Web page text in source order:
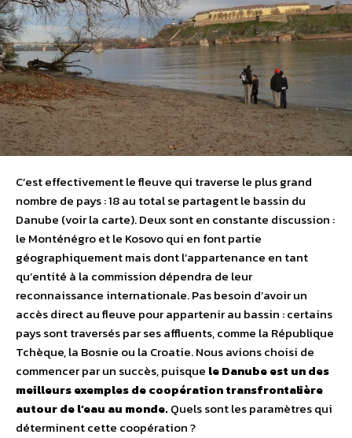
C’est effectivement le fleuve qui traverse le plus grand
nombre de pays : 18 au total se partagent le bassin du
Danube (voir la carte). Deux sont en constante discussion :
le Monténégro et le Kosovo qui en font partie
géographiquement mais dont l’appartenance en tant
qu’entité à la commission dépendra de leur
reconnaissance internationale. Pas besoin d’avoir un
accès direct au fleuve pour appartenir au bassin : certains
pays sont traversés par ses affluents, comme la République
Tchèque, la Bosnie ou la Croatie. Nous avions choisi de
commencer par un succès, puisque le Danube est un des
meilleurs exemples de coopération transfrontalière
autour de l’eau au monde.Quels sont les paramètres qui
déterminent cette coopération ?